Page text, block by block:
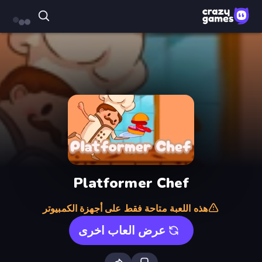
Platformer Chef
هذه اللعبة متاحة فقط على أجهزة الكمبيوتر
عرض العاب اخرى